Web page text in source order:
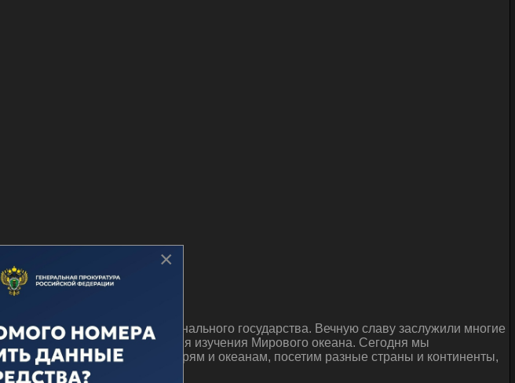
нашего многонационального государства. Вечную славу заслужили многие
подвигами во имя изучения Мирового океана. Сегодня мы
Поэтому поплывем по морям и океанам, посетим разные страны и континенты,
и развития.
×